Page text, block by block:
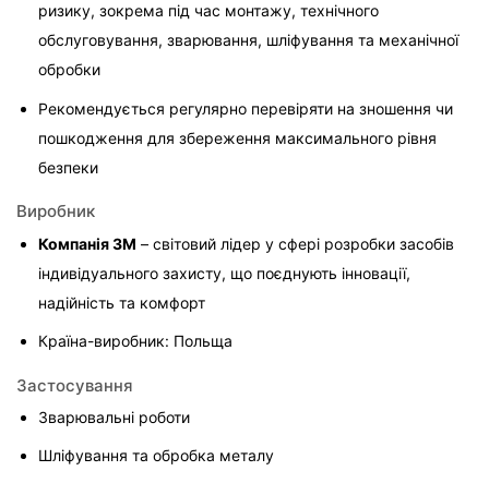
ризику, зокрема під час монтажу, технічного
обслуговування, зварювання, шліфування та механічної
обробки
Рекомендується регулярно перевіряти на зношення чи
пошкодження для збереження максимального рівня
безпеки
Виробник
Компанія 3M – світовий лідер у сфері розробки засобів
індивідуального захисту, що поєднують інновації,
надійність та комфорт
Країна-виробник: Польща
Застосування
Зварювальні роботи
Шліфування та обробка металу